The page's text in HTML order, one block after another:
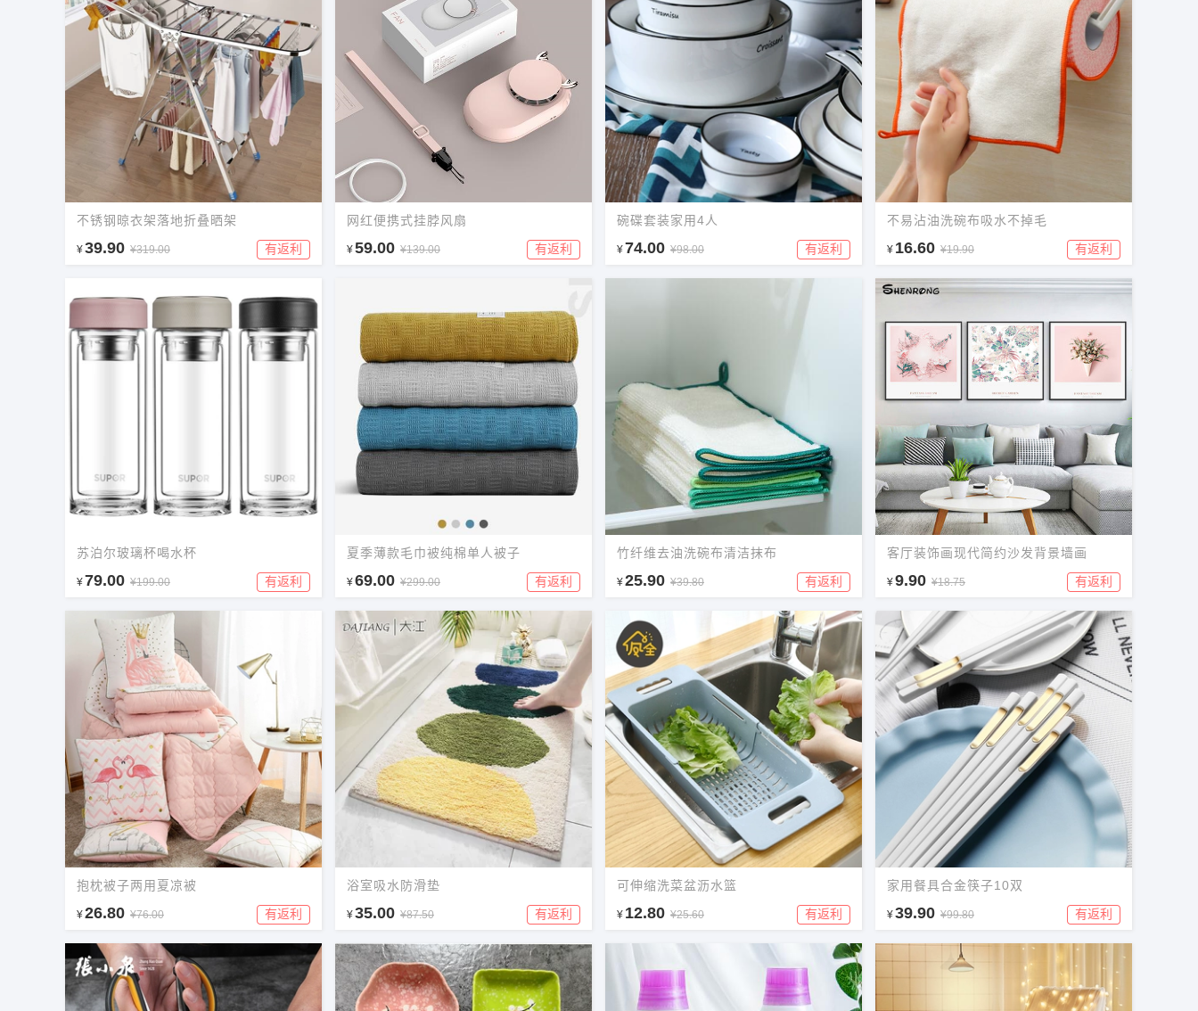
不锈钢晾衣架落地折叠晒架
¥39.90 ¥319.00 有返利
网红便携式挂脖风扇
¥59.00 ¥139.00 有返利
碗碟套装家用4人
¥74.00 ¥98.00 有返利
不易沾油洗碗布吸水不掉毛
¥ 16.60 ¥19.90 有返利
苏泊尔玻璃杯喝水杯
¥79.00 ¥199.00 有返利
夏季薄款毛巾被纯棉单人被子
¥69.00 ¥299.00 有返利
竹纤维去油洗碗布清洁抹布
¥25.90 ¥39.80 有返利
客厅装饰画现代简约沙发背景墙画
¥9.90 ¥18.75 有返利
抱枕被子两用夏凉被
¥26.80 ¥76.00 有返利
浴室吸水防滑垫
¥35.00 ¥87.50 有返利
可伸缩洗菜盆沥水篮
¥ 12.80 ¥25.60 有返利
家用餐具合金筷子10双
¥39.90 ¥99.80 有返利